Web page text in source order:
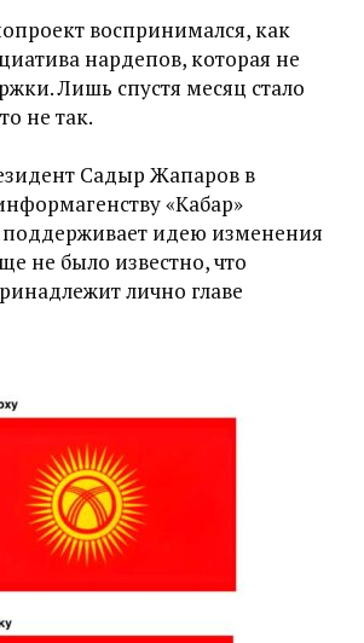
воспринимался, как
нардепов, которая не
Лишь спустя месяц стало
не так.
Садыр Жапаров в
«Кабар»
поддерживает идею изменения
не было известно, что
лично главе